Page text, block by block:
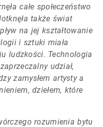
całe społeczeństwo
także świat
na jej kształtowanie
i sztuki miała
ludzkości. Technologia
udział,
zamysłem artysty a
dziełem, które
rozumienia bytu